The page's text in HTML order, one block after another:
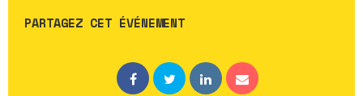
PARTAGEZ CET ÉVÉNEMENT